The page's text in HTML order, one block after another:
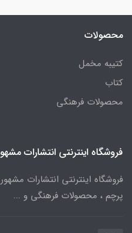
محصولات
کتیبه مخمل
کتاب
محصولات فرهنگی
فروشگاه اینترنتی انتشارات
فروشگاه اینترنتی انتشارات
پرچم ، محصولات فرهنگی و ...